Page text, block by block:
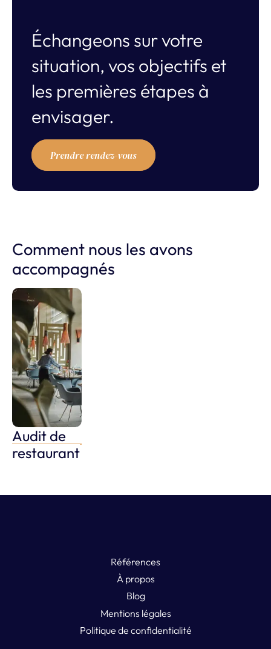
Échangeons sur votre
situation, vos objectifs et
les premières étapes à
envisager.
Prendre rendez-vous
Comment nous les avons
accompagnés
Optimiser mon
restaurant
Audit de
restaurant
Références
À propos
Blog
Mentions légales
Politique de confidentialité